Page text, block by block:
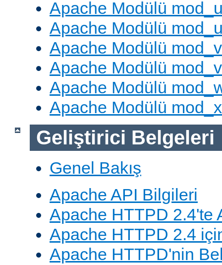
Apache Modülü
Apache Modülü
Apache Modülü
Apache Modülü
Apache Modülü
Apache Modülü
Geliştirici Belgeleri
Genel Bakış
Apache API Bilgileri
Apache HTTPD 2.4'te
Apache HTTPD 2.4
Apache HTTPD'nin